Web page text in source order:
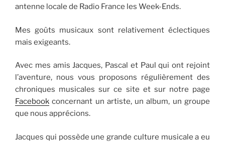
antenne locale de Radio France les Week-Ends.
Mes goûts musicaux sont relativement éclectiques
mais exigeants.
Avec mes amis Jacques, Pascal et Paul qui ont rejoint
l’aventure, nous vous proposons régulièrement des
chroniques musicales sur ce site et sur notre page
Facebook concernant un artiste, un album, un groupe
que nous apprécions.
Jacques qui possède une grande culture musicale a eu